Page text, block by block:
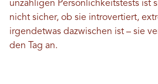
unzähligen Persönlichkeitstests ist
nicht sicher, ob sie introvertiert,
irgendetwas dazwischen ist – sie
den Tag an.